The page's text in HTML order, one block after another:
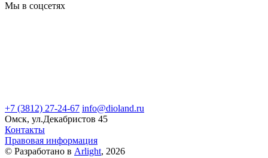
Мы в соцсетях
+7 (3812) 27-24-67 info@dioland.ru
Омск, ул.Декабристов 45
Контакты
Правовая информация
© Разработано в Arlight, 2026